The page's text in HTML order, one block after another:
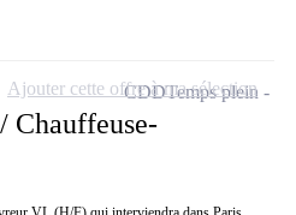
Chauffeuse-
CDDTemps plein
Ajouter cette offre à ma sélection